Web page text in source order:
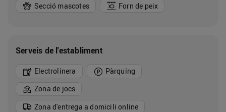
Secció mascotes
Forn de peix
Serveis de l'establiment
Electrolinera
Pàrquing
Zona de jocs
Zona d'entrega a domicili online